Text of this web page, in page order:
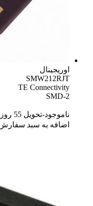
اوریجینال
SMW212RJT
TE Connectivity
SMD-2
ناموجود-تحویل 55 روزه
اضافه به سبد